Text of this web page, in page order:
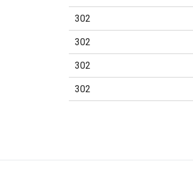
302
302
302
302